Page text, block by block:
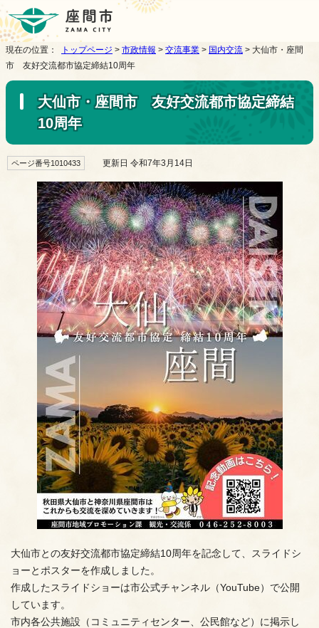
現在の位置： トップページ > 市政情報 > 交流事業 > 国内交流 > 大仙市・座間
市 友好交流都市協定締結10周年
大仙市・座間市 友好交流都市協定締結
10周年
ページ番号1010433 更新日 令和7年3月14日
大仙市との友好交流都市協定締結10周年を記念して、スライドシ
ョーとポスターを作成しました。
作成したスライドショーは市公式チャンネル（YouTube）で公開
しています。
市内各公共施設（コミュニティセンター、公民館など）に掲示し